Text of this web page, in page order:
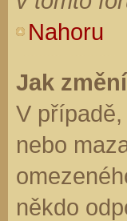
Nahoru
Jak
V
nebo
někdo